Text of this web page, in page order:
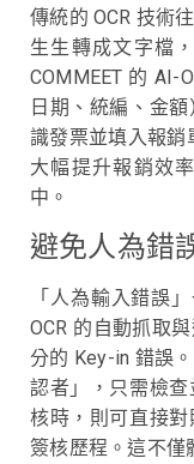
傳統的 OCR 技術
生生轉成文字檔
COMMEET 的 AI-
日期、統編、金
識發票並填入報銷
大幅提升報銷效
中。
避免人為錯
「人為輸入錯誤
OCR 的自動抓取
分的 Key-in 錯誤
認者」，只需檢
核時，則可直接
簽核歷程。這不僅